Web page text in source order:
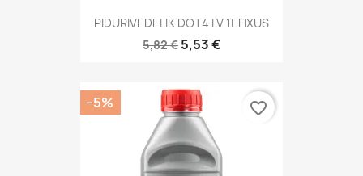
PIDURIVEDELIK DOT4 LV 1L FIXUS
5,82 € 5,53 €
−5% favorite_border